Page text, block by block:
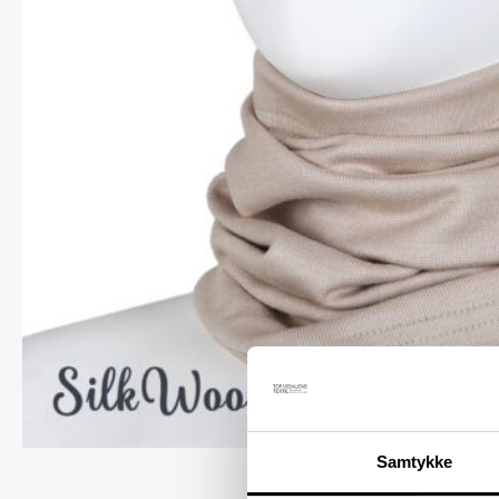
Samtykke